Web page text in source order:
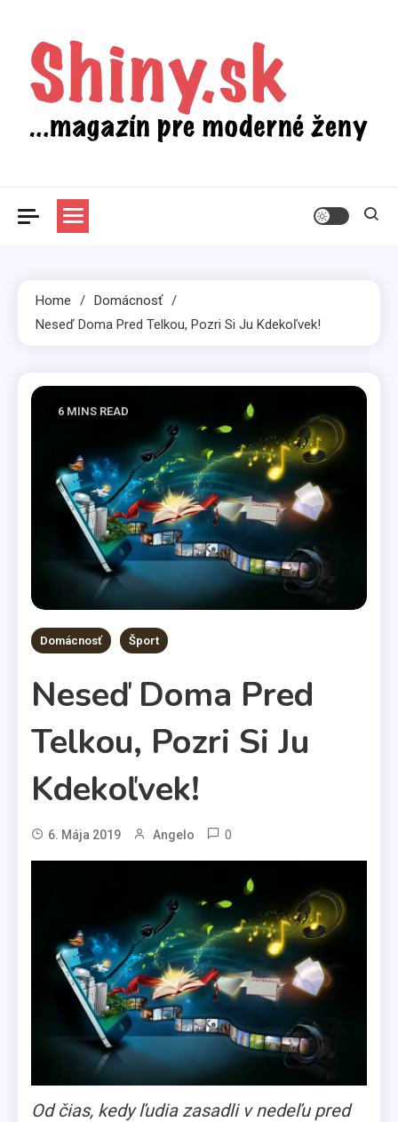
content
Home
Domácnosť
Neseď Doma Pred Telkou, Pozri Si Ju Kdekoľvek!
6 MINS READ
Domácnosť Šport
Neseď Doma Pred
Telkou, Pozri Si Ju
Kdekoľvek!
6. Mája 2019 Angelo 0
Od čias, kedy ľudia zasadli v nedeľu pred